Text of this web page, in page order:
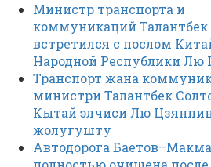
Министр транспорта и
коммуникаций Талантбек
встретился с послом
Народной Республики Лю
Транспорт жана
министри Талантбек
Кытай элчиси Лю
жолугушту
Автодорога